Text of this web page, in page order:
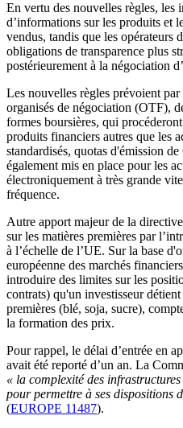
En vertu des nouvelles règles, les
d’informations sur les produits et
vendus, tandis que les opérateurs
obligations de transparence plus
postérieurement à la négociation
Les nouvelles règles prévoient
organisés de négociation (OTF),
formes boursières, qui
produits financiers autres que les
standardisés, quotas d'émission
également mis en place pour les
électroniquement à très grande
fréquence.
Autre apport majeur de la
sur les matières premières par
à l’échelle de l’UE. Sur la base
européenne des marchés
introduire des limites sur les
contrats) qu'un investisseur
premières (blé, soja, sucre),
la formation des prix.
Pour rappel, le délai d’entrée en
avait été reporté d’un an. La
« la complexité des
pour permettre à ses dispositions
(EUROPE 11487).